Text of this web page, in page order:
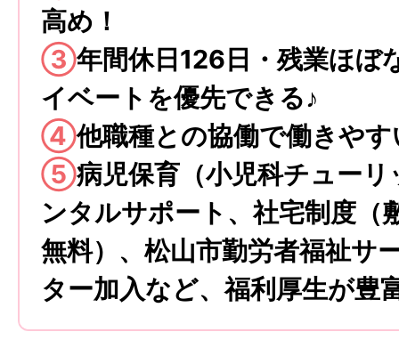
高め！
③年間休日126日・残業ほぼ
イベートを優先できる♪
④他職種との協働で働きや
⑤病児保育（小児科チューリ
ンタルサポート、社宅制度（
無料）、松山市勤労者福祉サ
ター加入など、福利厚生が豊